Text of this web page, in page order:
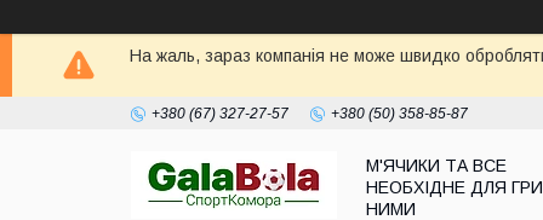
На жаль, зараз компанія не може швидко
+380 (67) 327-27-57 +380 (50) 358-85-87
М'ЯЧИКИ ТА ВСЕ
НЕОБХІДНЕ ДЛЯ
НИМИ